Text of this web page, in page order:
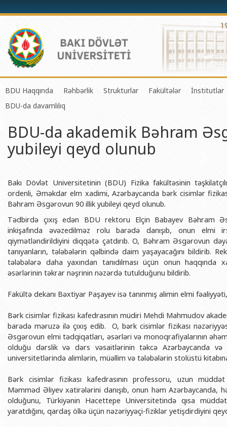
BDU Haqqında
BDU-nun tarixi
BDU-nun Missiya və Strateji inkişaf planı
BDU-nun İnkişaf Proqramı (2014-2020)
BDU-nun üzv olduğu beynəlxalq təşkilatlar
BDU-nun qrant layihələri
Rektorlarımız
BDU-nun məzunları
Fəxri doktorlarımız
BDU-da təhsil
Rəhbərlik
Prorektorlar
Elmi Şura
Həmkarlar İttifaqı Komitəsi
Tədris Metodiki Şura
Strukturlar
Elmi fəaliyyətin təşkili və
Informasiya Texnologiyaları
Xarici tələbələrlə iş şöbəsi
İctimaiyyətlə əlaqələr və
Humanitar məsələlər və gənclər
İnsan resursları və hüquq şöbəsi
Sənədlər və Müraciətlərlə iş
Maliyyə və təminat Departamenti
Mədəniyyət-yaradıcılıq Mərkəzi
İdman-sağlamlıq Mərkəzi
BDU-nun Nəşr Evi
Fakültələr
Tətbiqi riyaziyyat
Biologiya fakültəsi
Ekologiya və
Coğrafiya fakültəsi
Geologiya fakültəsi
Filologiya fakültəsi
Tarix fakültəsi
Jurnalistika fakültəsi
İnformasiya və
Şərqşünasliq
İnstitutlar
Şəxsi
BDU-da davamlılıq
BDU-da akademik Bəhram
yubileyi qeyd olunub
Bakı Dövlət Universitetinin (BDU) Fizika fakültəsinin
ordenli, Əməkdar elm xadimi, Azərbaycanda bərk cisimlər
Bəhram Əsgərovun 90 illik yubileyi qeyd olunub.
Tədbirdə çıxış edən BDU rektoru Elçin Babayev Bəhram
inkişafında əvəzedilməz rolu barədə danışıb, onun elmi
qiymətləndirildiyini diqqətə çatdırıb. O, Bəhram Əsgərovun
tanıyanların, tələbələrin qəlbində daim yaşayacağını bildirib.
tələbələrə daha yaxından tanıdılması üçün onun haqqında
əsərlərinin təkrar nəşrinin nəzərdə tutulduğunu bildirib.
Fakültə dekanı Bəxtiyar Paşayev isə tanınmış alimin elmi
Bərk cisimlər fizikası kafedrasının müdiri Mehdi Mahmudov
barədə məruzə ilə çıxış edib. O, bərk cisimlər fizikası
Əsgərovun elmi tədqiqatları, əsərləri və monoqrafiyalarının
olduğu dərslik və dərs vəsaitlərinin təkcə Azərbaycanda və
universitetlərində alimlərin, müəllim və tələbələrin stolüstü
Bərk cisimlər fizikası kafedrasının professoru, uzun
Məmməd Əliyev xatirələrini danışıb, onun həm Azərbaycanda,
olduğunu, Türkiyənin Hacettepe Universitetində qısa
yaratdığını, qardaş ölkə üçün nəzəriyyəçi-fiziklər yetişdirdiyini